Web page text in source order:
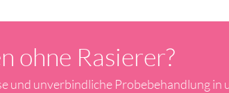
ohne Rasierer?
und unverbindliche Probebehandlung in